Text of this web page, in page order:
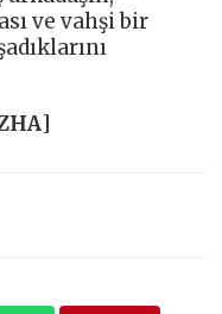
ve vahşi bir
]